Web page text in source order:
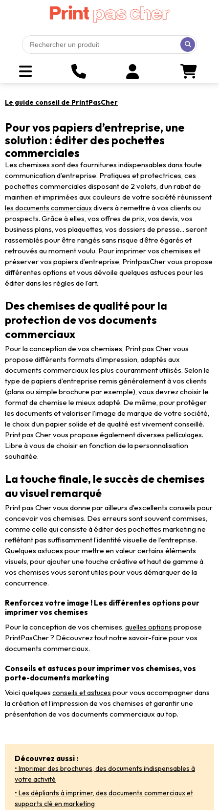
Le guide conseil de PrintPasCher
Pour vos papiers d’entreprise, une
solution : éditer des pochettes
commerciales
Les chemises sont des fournitures indispensables dans toute
communication d’entreprise. Pratiques et protectrices, ces
pochettes commerciales disposant de 2 volets, d’un rabat de
maintien et imprimées aux couleurs de votre société réunissent
les documents commerciauxdivers à remettre à vos clients ou
prospects. Grâce à elles, vos offres de prix, vos devis, vos
business plans, vos plaquettes, vos dossiers de presse... seront
rassemblés pour être rangés sans risque d’être égarés et
retrouvés au moment voulu. Pour imprimer vos chemises et
préserver vos papiers d’entreprise, PrintpasCher vous propose
différentes options et vous dévoile quelques astuces pour les
éditer dans les règles de l’art.
Des chemises de qualité pour la
protection de vos documents
commerciaux
Pour la conception de vos chemises, Print pas Cher vous
propose différents formats d’impression, adaptés aux
documents commerciaux les plus couramment utilisés. Selon le
type de papiers d’entreprise remis généralement à vos clients
(plans ou simple brochure par exemple), vous devrez choisir le
format de chemise le mieux adapté. De même, pour protéger
les documents et valoriser l’image de marque de votre société,
le choix d’un papier solide et de qualité est vivement conseillé.
Print pas Cher vous propose également diverses pelliculages.
Libre à vous de choisir en fonction de la personnalisation
souhaitée.
La touche finale, le succès de chemises
au visuel remarqué
Print pas Cher vous donne par ailleurs d’excellents conseils pour
concevoir vos chemises. Des erreurs sont souvent commises,
comme celle qui consiste à éditer des pochettes marketing ne
reflétant pas suffisamment l’identité visuelle de l’entreprise.
Quelques astuces pour mettre en valeur certains éléments
visuels, pour ajouter une touche créative et haut de gamme à
vos chemises vous seront utiles pour vous démarquer de la
concurrence.
Renforcez votre image ! Les différentes options pour
imprimer vos chemises
Pour la conception de vos chemises, quelles options propose
PrintPasCher ? Découvrez tout notre savoir-faire pour vos
documents commerciaux.
Conseils et astuces pour imprimer vos chemises, vos
porte-documents marketing
Voici quelques conseils et astuces pour vous accompagner dans
la création et l’impression de vos chemises et garantir une
présentation de vos documents commerciaux au top.
Découvrez aussi :
• Imprimer des brochures, des documents indispensables à
votre activité
• Les dépliants à imprimer, des documents commerciaux et
supports clé en marketing